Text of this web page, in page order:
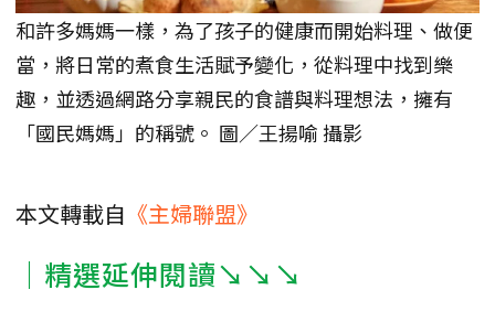
和許多媽媽一樣，為了孩子的健康而開始料理、做便
當，將日常的煮食生活賦予變化，從料理中找到樂
趣，並透過網路分享親民的食譜與料理想法，擁有
「國民媽媽」的稱號。 圖／王揚喻 攝影
本文轉載自 《主婦聯盟》
｜精選延伸閱讀↘↘↘